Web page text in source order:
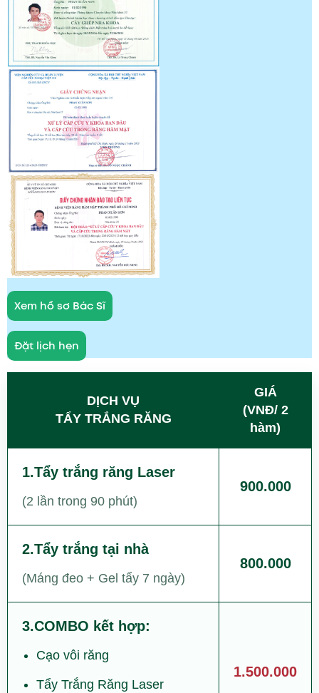
Xem hồ sơ Bác Sĩ
Đặt lịch hẹn
DỊCH VỤ
TẨY TRẮNG RĂNG
GIÁ
(VNĐ/ 2
hàm)
1.Tẩy trắng răng Laser
(2 lần trong 90 phút)
900.000
2.Tẩy trắng tại nhà
(Máng đeo + Gel tẩy 7 ngày)
800.000
3.COMBO kết hợp:
Cạo vôi răng
Tẩy Trắng Răng Laser
1.500.000